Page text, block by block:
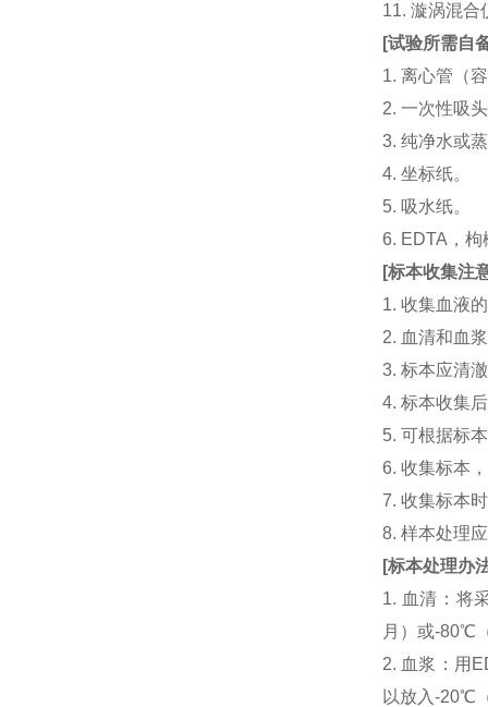
11. 漩涡混
[试验所需自
1. 离心管（
2. 一次性吸
3. 纯净水或
4. 坐标纸。
5. 吸水纸。
6. EDTA，
[标本收集注
1. 收集血液
2. 血清和血
3. 标本应清
4. 标本收集
5. 可根据标
6. 收集标本
7. 收集标本
8. 样本处理
[标本处理办
1. 血清：将
月）或-80℃
2. 血浆：用
以放入-20℃